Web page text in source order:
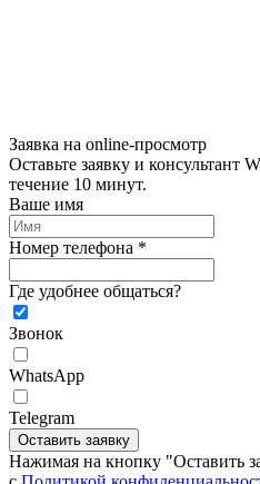
Заявка на online-просмотр
Оставьте заявку и консультант
течение 10 минут.
Ваше имя
Номер телефона *
Где удобнее общаться?
Звонок
WhatsApp
Telegram
Оставить заявку
Нажимая на кнопку "Оставить